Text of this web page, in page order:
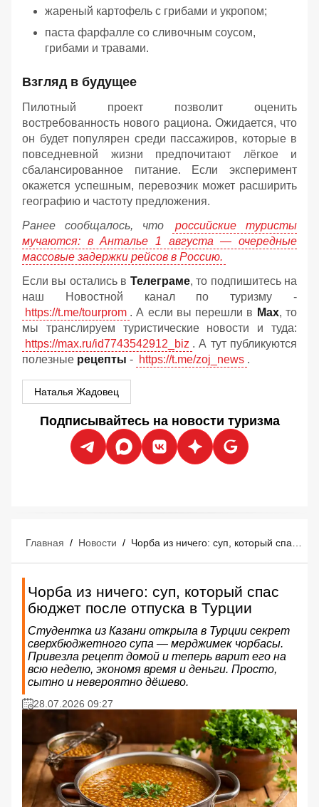
жареный картофель с грибами и укропом;
паста фарфалле со сливочным соусом,
грибами и травами.
Взгляд в будущее
Пилотный проект позволит оценить
востребованность нового рациона. Ожидается, что
он будет популярен среди пассажиров, которые в
повседневной жизни предпочитают лёгкое и
сбалансированное питание. Если эксперимент
окажется успешным, перевозчик может расширить
географию и частоту предложения.
Ранее сообщалось, что
российские туристы
мучаются: в Анталье 1 августа — очередные
массовые задержки рейсов в Россию.
Если вы остались в Телеграме, то подпишитесь на
наш Новостной канал по туризму -
https://t.me/tourprom . А если вы перешли в Мах, то
мы транслируем туристические новости и туда:
https://max.ru/id7743542912_biz . А тут публикуются
полезные рецепты - https://t.me/zoj_news .
Наталья Жадовец
Подписывайтесь на новости туризма
Главная / Новости / Чорба из ничего: суп, который спас бюджет после отпуска в Турции
Чорба из ничего: суп, который спас
бюджет после отпуска в Турции
Студентка из Казани открыла в Турции секрет
сверхбюджетного супа — мерджимек чорбасы.
Привезла рецепт домой и теперь варит его на
всю неделю, экономя время и деньги. Просто,
сытно и невероятно дёшево.
28.07.2026 09:27